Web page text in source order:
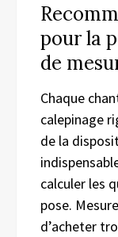
pour la
de
Chaque
calepinage
de la
calculer les
pose.
d’acheter